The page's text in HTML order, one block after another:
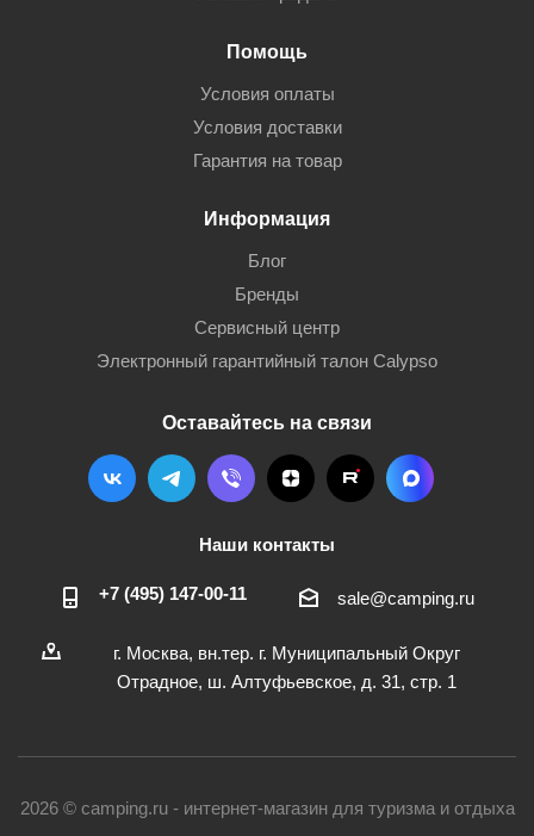
Помощь
Условия оплаты
Условия доставки
Гарантия на товар
Информация
Блог
Бренды
Сервисный центр
Электронный гарантийный талон Calypso
Оставайтесь на связи
Наши контакты
+7 (495) 147-00-11 sale@camping.ru
г. Москва, вн.тер. г. Муниципальный Округ
Отрадное, ш. Алтуфьевское, д. 31, стр. 1
2026 © camping.ru - интернет-магазин для туризма и отдыха